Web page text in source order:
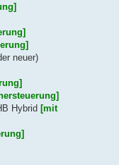
neuer)
Hybrid [mit